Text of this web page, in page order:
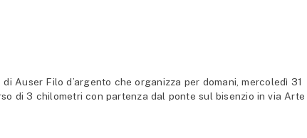
Auser Filo d’argento che organizza per domani, mercoledì 31
di 3 chilometri con partenza dal ponte sul bisenzio in via Arte